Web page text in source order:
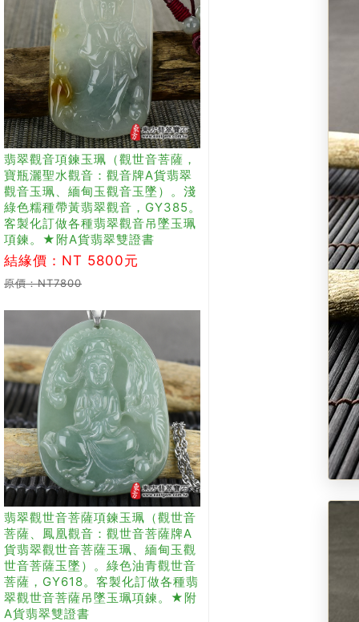
翡翠觀音項鍊玉珮（觀世音菩薩，
寶瓶灑聖水觀音：觀音牌A貨翡翠
觀音玉珮、緬甸玉觀音玉墜）。淺
綠色糯種帶黃翡翠觀音，GY385。
客製化訂做各種翡翠觀音吊墜玉珮
項鍊。★附A貨翡翠雙證書
結緣價：NT 5800元
原價：NT7800
翡翠觀世音菩薩項鍊玉珮（觀世音
菩薩、鳳凰觀音：觀世音菩薩牌A
貨翡翠觀世音菩薩玉珮、緬甸玉觀
世音菩薩玉墜）。綠色油青觀世音
菩薩，GY618。客製化訂做各種翡
翠觀世音菩薩吊墜玉珮項鍊。★附
A貨翡翠雙證書